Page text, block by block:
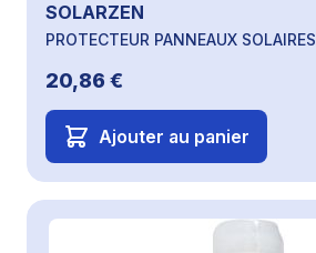
SOLARZEN
PROTECTEUR PANNEAUX SOLAIRES
20,86 €
Ajouter au panier